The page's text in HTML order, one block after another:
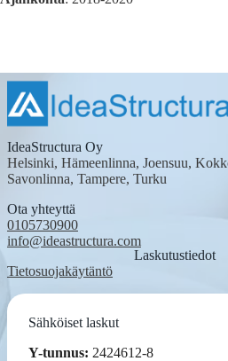
IdeaStructura Oy
Helsinki, Hämeenlinna, Joensuu,
Savonlinna, Tampere, Turku
Ota yhteyttä
0105730900
info@ideastructura.com
Tietosuojakäytäntö
Laskutustiedot
Sähköiset laskut
Y-tunnus: 2424612-8